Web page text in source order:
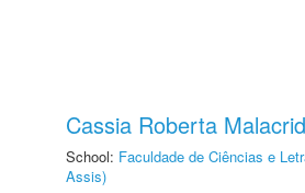
Cassia Roberta
School: Faculdade de Ciências e
Assis)